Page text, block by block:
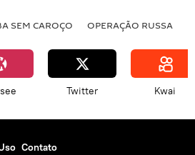
SEM CAROÇO OPERAÇÃO RUSSA
Twitter Kwai
Contato